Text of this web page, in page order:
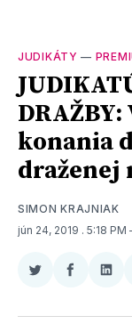
JUDIKÁTY —
konania
draženej
SIMON KRAJNIAK
jún 24, 2019 . 5:18 PM
Zdieľať
Twitter
Zdieľať